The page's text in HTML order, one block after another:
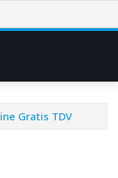
Gratis TDV